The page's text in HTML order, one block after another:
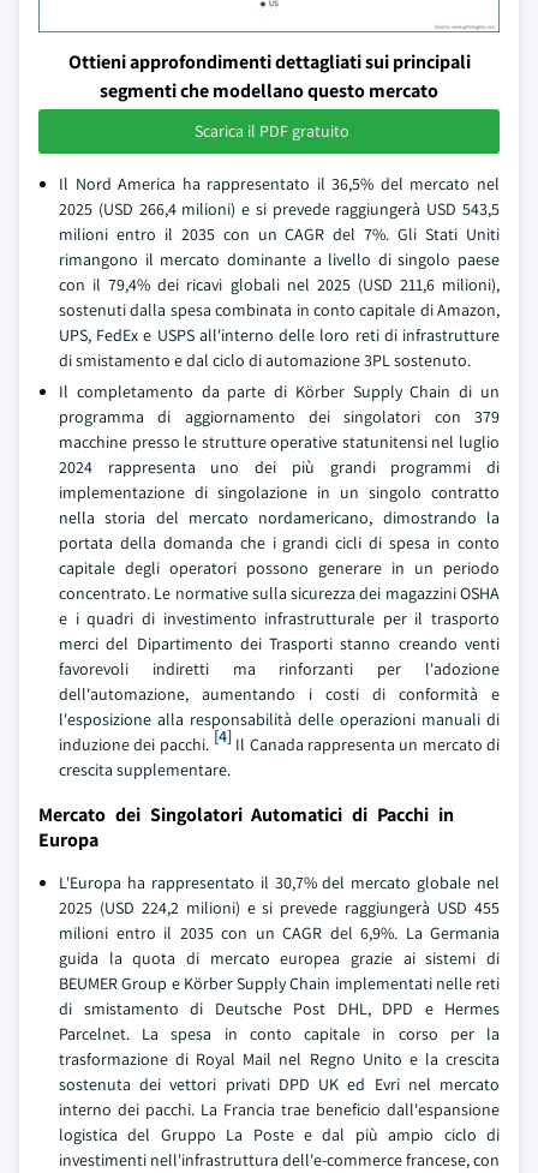
Ottieni approfondimenti dettagliati sui principali
segmenti che modellano questo mercato
Scarica il PDF gratuito
Il Nord America ha rappresentato il 36,5% del mercato nel
2025 (USD 266,4 milioni) e si prevede raggiungerà USD 543,5
milioni entro il 2035 con un CAGR del 7%. Gli Stati Uniti
rimangono il mercato dominante a livello di singolo paese
con il 79,4% dei ricavi globali nel 2025 (USD 211,6 milioni),
sostenuti dalla spesa combinata in conto capitale di Amazon,
UPS, FedEx e USPS all'interno delle loro reti di infrastrutture
di smistamento e dal ciclo di automazione 3PL sostenuto.
Il completamento da parte di Körber Supply Chain di un
programma di aggiornamento dei singolatori con 379
macchine presso le strutture operative statunitensi nel luglio
2024 rappresenta uno dei più grandi programmi di
implementazione di singolazione in un singolo contratto
nella storia del mercato nordamericano, dimostrando la
portata della domanda che i grandi cicli di spesa in conto
capitale degli operatori possono generare in un periodo
concentrato. Le normative sulla sicurezza dei magazzini OSHA
e i quadri di investimento infrastrutturale per il trasporto
merci del Dipartimento dei Trasporti stanno creando venti
favorevoli indiretti ma rinforzanti per l'adozione
dell'automazione, aumentando i costi di conformità e
l'esposizione alla responsabilità delle operazioni manuali di
induzione dei pacchi. [4]Il Canada rappresenta un mercato di
crescita supplementare.
Mercato dei Singolatori Automatici di Pacchi in
Europa
L'Europa ha rappresentato il 30,7% del mercato globale nel
2025 (USD 224,2 milioni) e si prevede raggiungerà USD 455
milioni entro il 2035 con un CAGR del 6,9%. La Germania
guida la quota di mercato europea grazie ai sistemi di
BEUMER Group e Körber Supply Chain implementati nelle reti
di smistamento di Deutsche Post DHL, DPD e Hermes
Parcelnet. La spesa in conto capitale in corso per la
trasformazione di Royal Mail nel Regno Unito e la crescita
sostenuta dei vettori privati DPD UK ed Evri nel mercato
interno dei pacchi. La Francia trae beneficio dall'espansione
logistica del Gruppo La Poste e dal più ampio ciclo di
investimenti nell'infrastruttura dell'e-commerce francese, con